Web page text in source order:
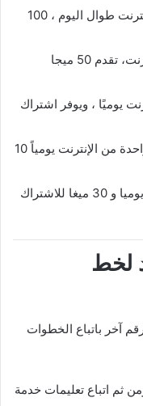
باقات فودافون 3 جنيهات وصول للإنترنت طوال اليوم ، 100
باقة فودافون طوال اليوم 2 جنيه انترنت، تقدم 50 ميجا
6 ساعات إنترنت يوميًا ، ويوفر اشتراك
باقات فودافون 75 قرش للساعة الواحدة من الإنترنت يومياً 10
ب 5 جنيهات توفر 3 ساعات انترنت يوميا و 30 ميغا للاشتراك
لخط
آخر باتباع الخطوات
بـ 868 للعملاء ومن ثم اتباع تعليمات خدمة